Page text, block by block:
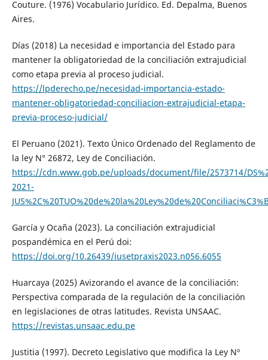
Couture. (1976) Vocabulario Jurídico. Ed. Depalma, Buenos
Aires.
Días (2018) La necesidad e importancia del Estado para
mantener la obligatoriedad de la conciliación extrajudicial
como etapa previa al proceso judicial.
https://lpderecho.pe/necesidad-importancia-estado-
mantener-obligatoriedad-conciliacion-extrajudicial-etapa-
previa-proceso-judicial/
El Peruano (2021). Texto Único Ordenado del Reglamento de
la ley N° 26872, Ley de Conciliación.
https://cdn.www.gob.pe/uploads/document/file/2573714/
2021-
García y Ocaña (2023). La conciliación extrajudicial
pospandémica en el Perú doi:
https://doi.org/10.26439/iusetpraxis2023.n056.6055
Huarcaya (2025) Avizorando el avance de la conciliación:
Perspectiva comparada de la regulación de la conciliación
en legislaciones de otras latitudes. Revista UNSAAC.
https://revistas.unsaac.edu.pe
Justitia (1997). Decreto Legislativo que modifica la Ley Nº